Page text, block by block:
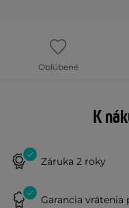
Obľúbené
K
Záruka 2 roky
Garancia vrátenia